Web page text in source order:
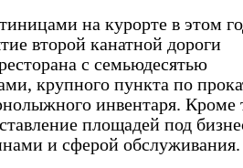
на курорте в этом
второй канатной дороги
с семьюдесятью
крупного пункта по
инвентаря. Кроме
площадей под
и сферой обслуживания.